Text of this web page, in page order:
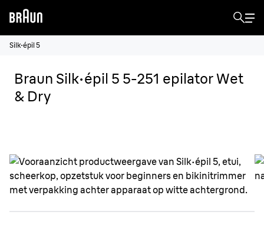
Silk·épil 5
Braun Silk·épil 5 5-251 epilator Wet
& Dry